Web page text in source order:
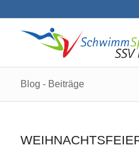
Blog - Beiträge